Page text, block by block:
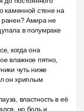
каменной стене на
Амира не
в полумраке
когда она
влажное пятно,
чуть ниже
он хриплым
властность в её
но боль и